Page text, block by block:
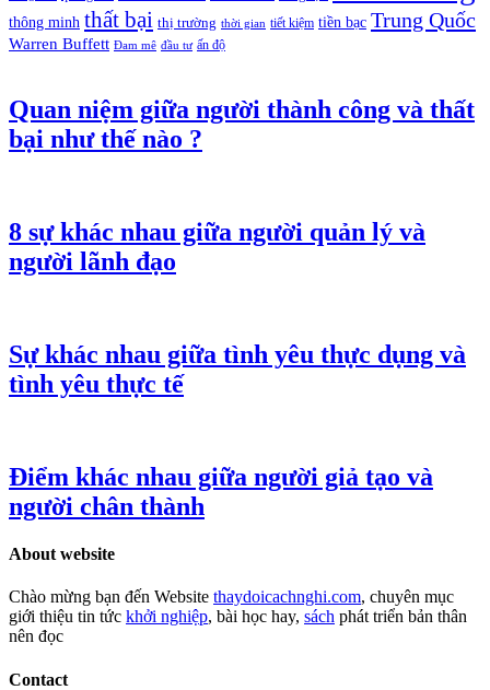
thông minh thất bại thị trường thời gian tiết kiệm tiền bạc Trung Quốc
Warren Buffett Đam mê đầu tư ấn độ
Quan niệm giữa người thành công và thất
bại như thế nào ?
8 sự khác nhau giữa người quản lý và
người lãnh đạo
Sự khác nhau giữa tình yêu thực dụng và
tình yêu thực tế
Điểm khác nhau giữa người giả tạo và
người chân thành
About website
Chào mừng bạn đến Website thaydoicachnghi.com, chuyên mục
giới thiệu tin tức khởi nghiệp, bài học hay, sách phát triển bản thân
nên đọc
Contact